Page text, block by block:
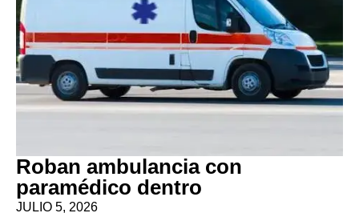
Roban ambulancia con
paramédico dentro
JULIO 5, 2026